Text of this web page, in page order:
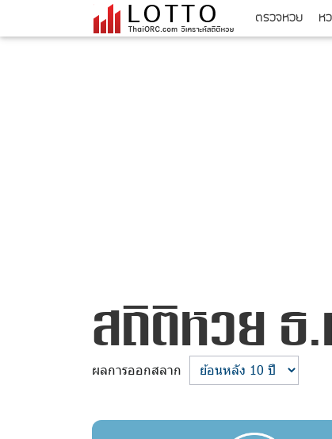
ตรวจหวย ห
สถิติหวย ธ
ผลการออกสลาก